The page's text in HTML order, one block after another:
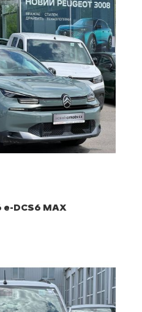
e-DCS6 MAX